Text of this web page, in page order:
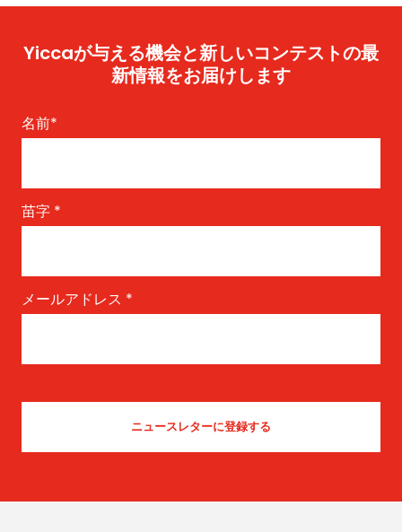
Yiccaが与える機会と新しいコンテストの最
新情報をお届けします
名前*
苗字 *
メールアドレス *